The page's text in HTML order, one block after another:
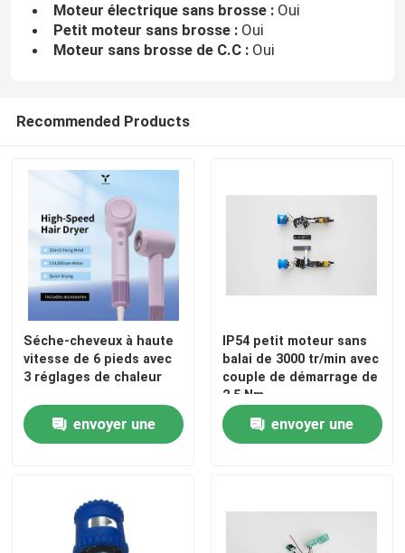
Moteur électrique sans brosse :Oui
Petit moteur sans brosse :Oui
Moteur sans brosse de C.C :Oui
Recommended Products
Séche-cheveux à haute
vitesse de 6 pieds avec
3 réglages de chaleur
envoyer une
IP54 petit moteur sans
balai de 3000 tr/min avec
couple de démarrage de
2,5 Nm
envoyer une